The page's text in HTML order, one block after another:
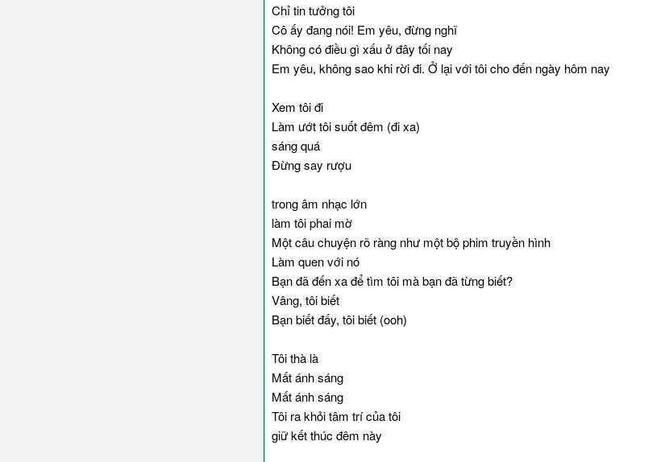
Chỉ tin tưởng tôi
Cô ấy đang nói! Em yêu, đừng nghĩ
Không có điều gì xấu ở đây tối nay
Em yêu, không sao khi rời đi. Ở lại với tôi cho đến ngày hôm nay
Xem tôi đi
Làm ướt tôi suốt đêm (đi xa)
sáng quá
Đừng say rượu
trong âm nhạc lớn
làm tôi phai mờ
Một câu chuyện rõ ràng như một bộ phim truyền hình
Làm quen với nó
Bạn đã đến xa để tìm tôi mà bạn đã từng biết?
Vâng, tôi biết
Bạn biết đấy, tôi biết (ooh)
Tôi thà là
Mất ánh sáng
Mất ánh sáng
Tôi ra khỏi tâm trí của tôi
giữ kết thúc đêm này